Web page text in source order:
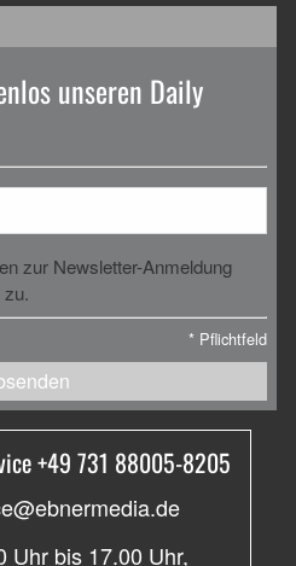
unseren Daily
zur Newsletter-Anmeldung
* Pflichtfeld
+49 731 88005-8205
Uhr bis 17.00 Uhr,